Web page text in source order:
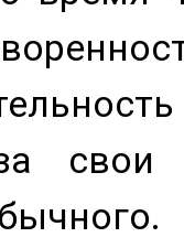
свои